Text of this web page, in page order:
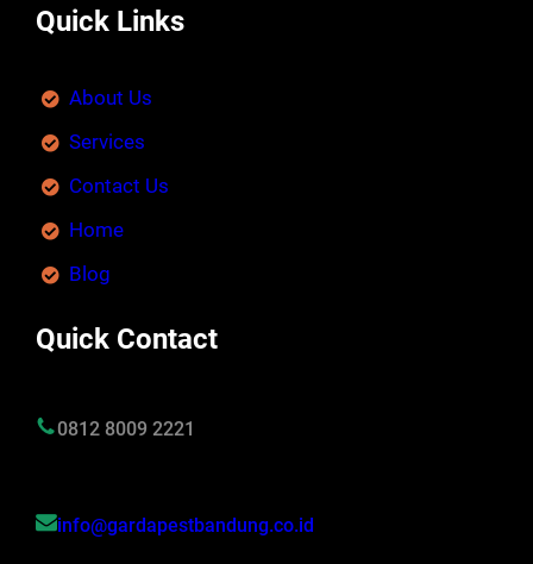
Quick Links
About Us
Services
Contact Us
Home
Blog
Quick Contact
0812 8009 2221
info@gardapestbandung.co.id